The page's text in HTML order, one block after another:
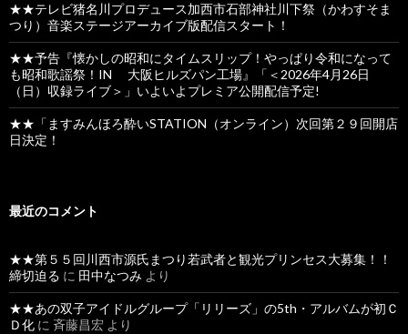
★★テレビ猪名川プロデュース加西市石部神社川下祭（かわすそま
つり）音楽ステージアーカイブ版配信スタート！
★★予告『懐かしの昭和にタイムスリップ！やっぱり令和になって
も昭和歌謡祭！IN 大阪ヒルズパン工場』「＜2026年4月26日
（日）収録ライブ＞」いよいよプレミア公開配信予定!
★★「ますみんほろ酔いSTATION（オンライン）次回第２９回開店
日決定！
最近のコメント
★★第５５回川西市源氏まつり若武者と観光プリンセス大募集！！
締切迫る に 田中なつみ より
★★あの双子アイドルグループ「リリーズ」の5th・アルバムが初Ｃ
Ｄ化 に 斉藤昌宏 より